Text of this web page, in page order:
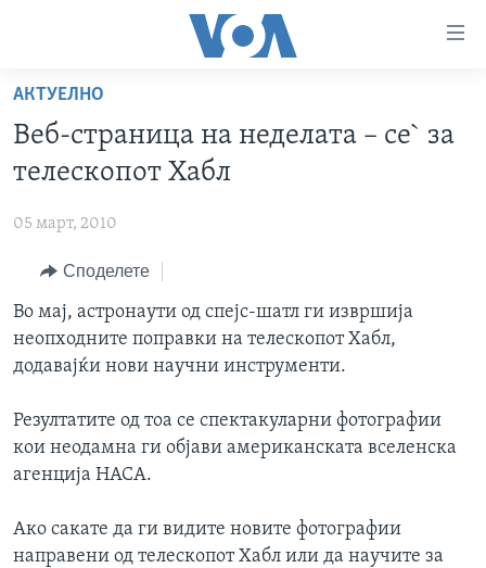
пристапност
Премини
на
главната
Премини
за
навигација
Пребарувај
ДОМА
РУБРИКИ
МАКЕДОНИЈА
СВЕТ
ЕКОНОМИЈА
ПОЛИТИКА
НАУКА
УМЕТНОСТ И ЗАБАВА
ДОКУМЕНТАРЦИ
АРХИВИРАНА ПРОГРАМА
NEWSFLASH - АРХИВА
ВЕСТИ ОД САД ВО МИНУТА - АРХИВА
ЗА НАС
Learning English
НАКУСО...
Јазици
АКТУЕЛНО
Веб-страница на неделатa – се` за
телескопот Хабл
05 март, 2010
Споделете
Во мај, астронаути од спејс-шатл ги извршија
неопходните поправки на телескопот Хабл,
додавајќи нови научни инструменти.
Резултатите од тоа се спектакуларни фотографии
кои неодамна ги објави американската вселенска
агенција НАСА.
Ако сакате да ги видите новите фотографии
направени од телескопот Хабл или да научите за